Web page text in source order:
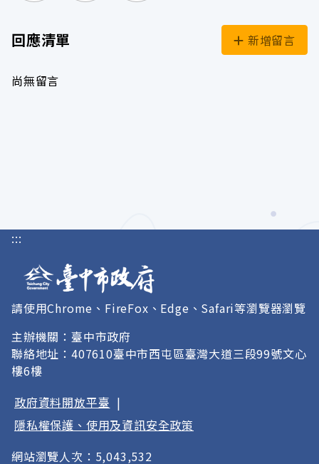
回應清單 新增留言
尚無留言
:::
請使用Chrome、FireFox、Edge、Safari等瀏覽器瀏覽
主辦機關：臺中市政府
聯絡地址：407610臺中市西屯區臺灣大道三段99號文心
樓6樓
政府資料開放平臺 |
隱私權保護、使用及資訊安全政策
網站瀏覽人次：5,043,532